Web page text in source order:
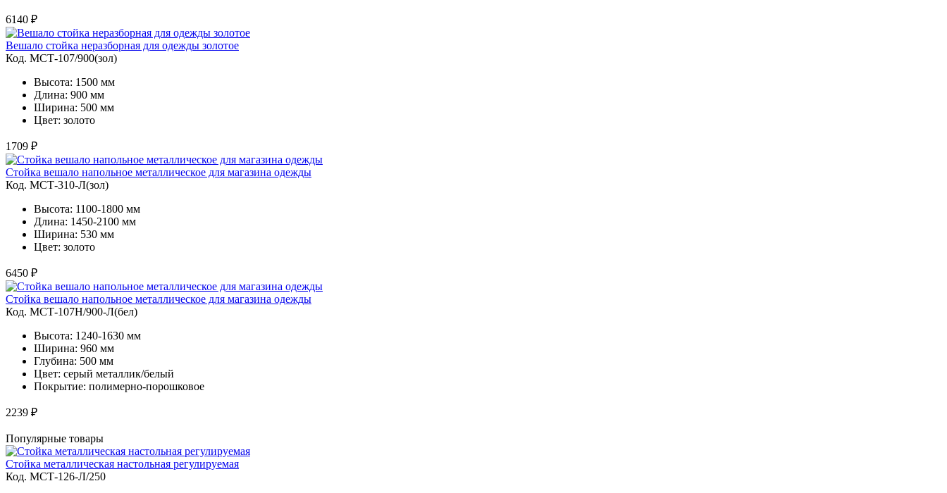
6140 ₽
Вешало стойка неразборная для одежды золотое
Код. MСТ-107/900(зол)
Высота: 1500 мм
Длина: 900 мм
Ширина: 500 мм
Цвет: золото
1709 ₽
Стойка вешало напольное металлическое для магазина одежды
Код. MСТ-310-Л(зол)
Высота: 1100-1800 мм
Длина: 1450-2100 мм
Ширина: 530 мм
Цвет: золото
6450 ₽
Стойка вешало напольное металлическое для магазина одежды
Код. MСТ-107Н/900-Л(бел)
Высота: 1240-1630 мм
Ширина: 960 мм
Глубина: 500 мм
Цвет: серый металлик/белый
Покрытие: полимерно-порошковое
2239 ₽
Популярные товары
Стойка металлическая настольная регулируемая
Код. MСТ-126-Л/250